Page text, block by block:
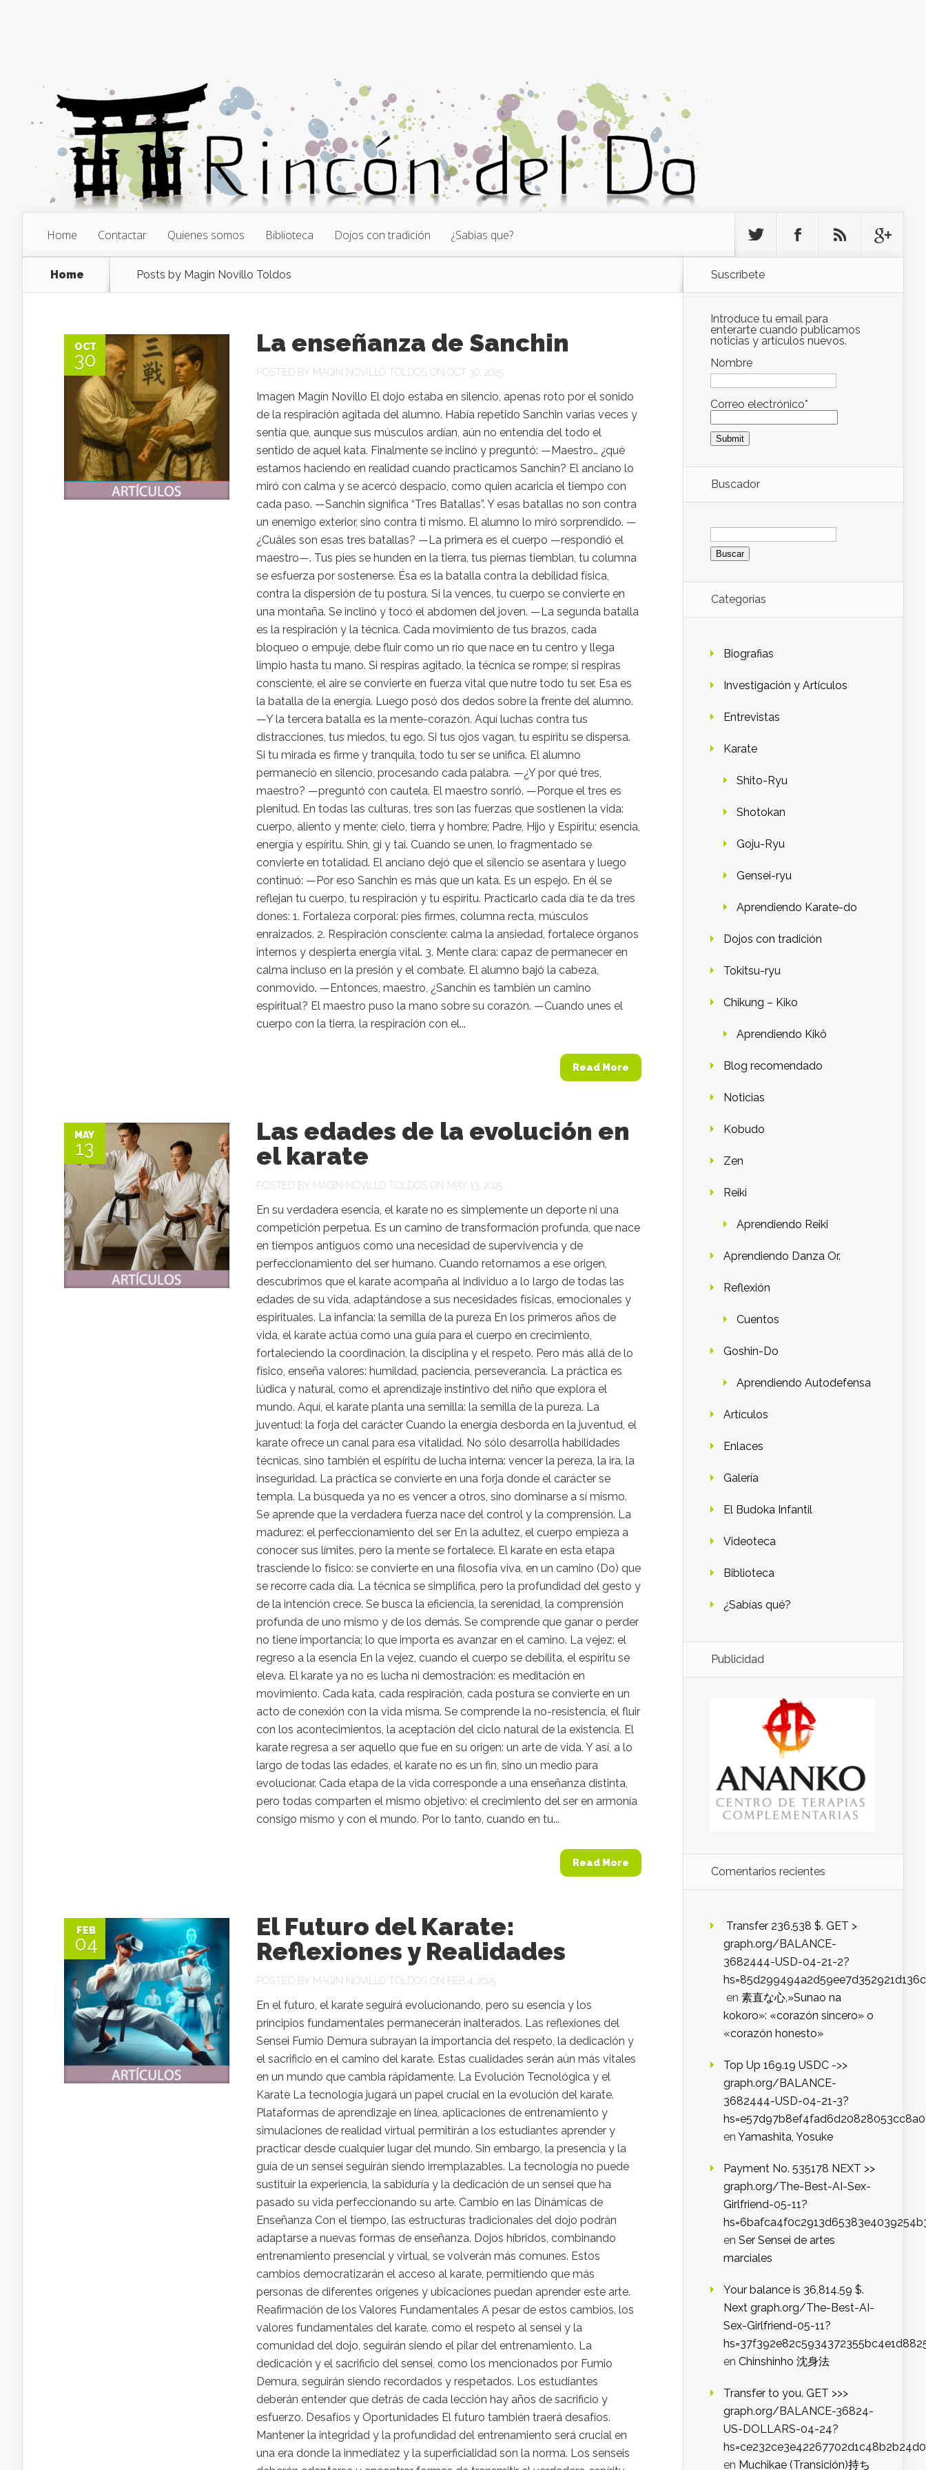
Home Contactar Quienes somos Biblioteca Dojos con tradición ¿Sabias que?
Home Posts by Magin Novillo Toldos
OCT
30
La enseñanza de Sanchin
POSTED BY MAGIN NOVILLO TOLDOS ON OCT 30, 2025
Imagen Magín Novillo El dojo estaba en silencio, apenas roto por el sonido
de la respiración agitada del alumno. Había repetido Sanchin varias veces y
sentía que, aunque sus músculos ardían, aún no entendía del todo el
sentido de aquel kata. Finalmente se inclinó y preguntó: —Maestro… ¿qué
estamos haciendo en realidad cuando practicamos Sanchin? El anciano lo
miró con calma y se acercó despacio, como quien acaricia el tiempo con
cada paso. —Sanchin significa “Tres Batallas”. Y esas batallas no son contra
un enemigo exterior, sino contra ti mismo. El alumno lo miró sorprendido. —
¿Cuáles son esas tres batallas? —La primera es el cuerpo —respondió el
maestro—. Tus pies se hunden en la tierra, tus piernas tiemblan, tu columna
se esfuerza por sostenerse. Ésa es la batalla contra la debilidad física,
contra la dispersión de tu postura. Si la vences, tu cuerpo se convierte en
una montaña. Se inclinó y tocó el abdomen del joven. —La segunda batalla
es la respiración y la técnica. Cada movimiento de tus brazos, cada
bloqueo o empuje, debe fluir como un río que nace en tu centro y llega
limpio hasta tu mano. Si respiras agitado, la técnica se rompe; si respiras
consciente, el aire se convierte en fuerza vital que nutre todo tu ser. Esa es
la batalla de la energía. Luego posó dos dedos sobre la frente del alumno.
—Y la tercera batalla es la mente-corazón. Aquí luchas contra tus
distracciones, tus miedos, tu ego. Si tus ojos vagan, tu espíritu se dispersa.
Si tu mirada es firme y tranquila, todo tu ser se unifica. El alumno
permaneció en silencio, procesando cada palabra. —¿Y por qué tres,
maestro? —preguntó con cautela. El maestro sonrió. —Porque el tres es
plenitud. En todas las culturas, tres son las fuerzas que sostienen la vida:
cuerpo, aliento y mente; cielo, tierra y hombre; Padre, Hijo y Espíritu; esencia,
energía y espíritu. Shin, gi y tai. Cuando se unen, lo fragmentado se
convierte en totalidad. El anciano dejó que el silencio se asentara y luego
continuó: —Por eso Sanchin es más que un kata. Es un espejo. En él se
reflejan tu cuerpo, tu respiración y tu espíritu. Practicarlo cada día te da tres
dones: 1. Fortaleza corporal: pies firmes, columna recta, músculos
enraizados. 2. Respiración consciente: calma la ansiedad, fortalece órganos
internos y despierta energía vital. 3. Mente clara: capaz de permanecer en
calma incluso en la presión y el combate. El alumno bajó la cabeza,
conmovido. —Entonces, maestro, ¿Sanchin es también un camino
espiritual? El maestro puso la mano sobre su corazón. —Cuando unes el
cuerpo con la tierra, la respiración con el...
Read More
MAY
13
Las edades de la evolución en
el karate
POSTED BY MAGIN NOVILLO TOLDOS ON MAY 13, 2025
En su verdadera esencia, el karate no es simplemente un deporte ni una
competición perpetua. Es un camino de transformación profunda, que nace
en tiempos antiguos como una necesidad de supervivencia y de
perfeccionamiento del ser humano. Cuando retornamos a ese origen,
descubrimos que el karate acompaña al individuo a lo largo de todas las
edades de su vida, adaptándose a sus necesidades físicas, emocionales y
espirituales. La infancia: la semilla de la pureza En los primeros años de
vida, el karate actúa como una guía para el cuerpo en crecimiento,
fortaleciendo la coordinación, la disciplina y el respeto. Pero más allá de lo
físico, enseña valores: humildad, paciencia, perseverancia. La práctica es
lúdica y natural, como el aprendizaje instintivo del niño que explora el
mundo. Aquí, el karate planta una semilla: la semilla de la pureza. La
juventud: la forja del carácter Cuando la energía desborda en la juventud, el
karate ofrece un canal para esa vitalidad. No sólo desarrolla habilidades
técnicas, sino también el espíritu de lucha interna: vencer la pereza, la ira, la
inseguridad. La práctica se convierte en una forja donde el carácter se
templa. La búsqueda ya no es vencer a otros, sino dominarse a sí mismo.
Se aprende que la verdadera fuerza nace del control y la comprensión. La
madurez: el perfeccionamiento del ser En la adultez, el cuerpo empieza a
conocer sus límites, pero la mente se fortalece. El karate en esta etapa
trasciende lo físico: se convierte en una filosofía viva, en un camino (Do) que
se recorre cada día. La técnica se simplifica, pero la profundidad del gesto y
de la intención crece. Se busca la eficiencia, la serenidad, la comprensión
profunda de uno mismo y de los demás. Se comprende que ganar o perder
no tiene importancia; lo que importa es avanzar en el camino. La vejez: el
regreso a la esencia En la vejez, cuando el cuerpo se debilita, el espíritu se
eleva. El karate ya no es lucha ni demostración: es meditación en
movimiento. Cada kata, cada respiración, cada postura se convierte en un
acto de conexión con la vida misma. Se comprende la no-resistencia, el fluir
con los acontecimientos, la aceptación del ciclo natural de la existencia. El
karate regresa a ser aquello que fue en su origen: un arte de vida. Y así, a lo
largo de todas las edades, el karate no es un fin, sino un medio para
evolucionar. Cada etapa de la vida corresponde a una enseñanza distinta,
pero todas comparten el mismo objetivo: el crecimiento del ser en armonía
consigo mismo y con el mundo. Por lo tanto, cuando en tu...
Read More
FEB
04
El Futuro del Karate:
Reflexiones y Realidades
POSTED BY MAGIN NOVILLO TOLDOS ON FEB 4, 2025
En el futuro, el karate seguirá evolucionando, pero su esencia y los
principios fundamentales permanecerán inalterados. Las reflexiones del
Sensei Fumio Demura subrayan la importancia del respeto, la dedicación y
el sacrificio en el camino del karate. Estas cualidades serán aún más vitales
en un mundo que cambia rápidamente. La Evolución Tecnológica y el
Karate La tecnología jugará un papel crucial en la evolución del karate.
Plataformas de aprendizaje en línea, aplicaciones de entrenamiento y
simulaciones de realidad virtual permitirán a los estudiantes aprender y
practicar desde cualquier lugar del mundo. Sin embargo, la presencia y la
guía de un sensei seguirán siendo irremplazables. La tecnología no puede
sustituir la experiencia, la sabiduría y la dedicación de un sensei que ha
pasado su vida perfeccionando su arte. Cambio en las Dinámicas de
Enseñanza Con el tiempo, las estructuras tradicionales del dojo podrán
adaptarse a nuevas formas de enseñanza. Dojos híbridos, combinando
entrenamiento presencial y virtual, se volverán más comunes. Estos
cambios democratizarán el acceso al karate, permitiendo que más
personas de diferentes orígenes y ubicaciones puedan aprender este arte.
Reafirmación de los Valores Fundamentales A pesar de estos cambios, los
valores fundamentales del karate, como el respeto al sensei y la
comunidad del dojo, seguirán siendo el pilar del entrenamiento. La
dedicación y el sacrificio del sensei, como los mencionados por Fumio
Demura, seguirán siendo recordados y respetados. Los estudiantes
deberán entender que detrás de cada lección hay años de sacrificio y
esfuerzo. Desafíos y Oportunidades El futuro también traerá desafíos.
Mantener la integridad y la profundidad del entrenamiento será crucial en
una era donde la inmediatez y la superficialidad son la norma. Los senseis
Suscríbete
Introduce tu email para
enterarte cuando publicamos
noticias y artículos nuevos.
Nombre
Correo electrónico*
Buscador
Buscar:
Categorías
Biografias
Investigación y Artículos
Entrevistas
Karate
Shito-Ryu
Shotokan
Goju-Ryu
Gensei-ryu
Aprendiendo Karate-do
Dojos con tradición
Tokitsu-ryu
Chikung – Kiko
Aprendiendo Kikô
Blog recomendado
Noticias
Kobudo
Zen
Reiki
Aprendiendo Reiki
Aprendiendo Danza Or.
Reflexión
Cuentos
Goshin-Do
Aprendiendo Autodefensa
Artículos
Enlaces
Galería
El Budoka Infantil
Videoteca
Biblioteca
¿Sabías qué?
Publicidad
Comentarios recientes
️ Transfer 236,538 $. GET >
graph.org/BALANCE-
3682444-USD-04-21-2?
en 素直な心,»Sunao na
kokoro»: «corazón sincero» o
«corazón honesto»
Top Up 169.19 USDC ->>
graph.org/BALANCE-
3682444-USD-04-21-3?
en Yamashita, Yosuke
Payment No. 535178 NEXT >>
graph.org/The-Best-AI-Sex-
Girlfriend-05-11?
en Ser Sensei de artes
marciales
Your balance is 36,814.59 $.
Next graph.org/The-Best-AI-
Sex-Girlfriend-05-11?
en Chinshinho 沈身法
Transfer to you. GET >>>
graph.org/BALANCE-36824-
US-DOLLARS-04-24?
en Muchikae (Transición)持ち